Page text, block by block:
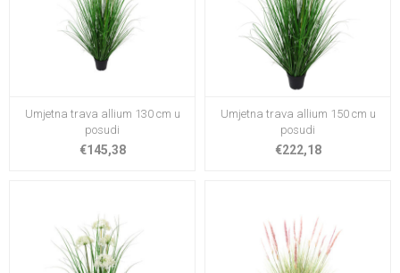
Umjetna trava allium 130 cm u
posudi
€145,38
Umjetna trava allium 150 cm u
posudi
€222,18